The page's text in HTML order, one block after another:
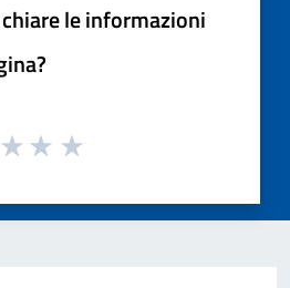
le informazioni